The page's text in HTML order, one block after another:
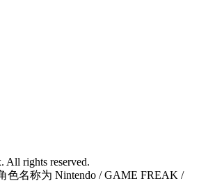
All rights reserved.
色名称为 Nintendo / GAME FREAK /